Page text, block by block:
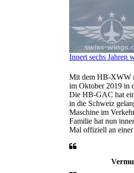
Innert sechs Jahren
Mit dem HB-XWW
im Oktober 2019 in
Die HB-GAC hat
in die Schweiz
Maschine im
Familie hat nun
Mal offiziell an einer